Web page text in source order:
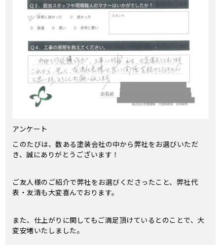
アンケート
このたびは、数ある塗装会社の中から弊社をお選びいただ
き、誠にありがとうございます！
ご友人様のご紹介で弊社をお選びくださったこと、弊社代
表・友清も大変喜んでおります。
また、仕上がりに関してもご満足頂けているとのことで、大
変安堵いたしました。